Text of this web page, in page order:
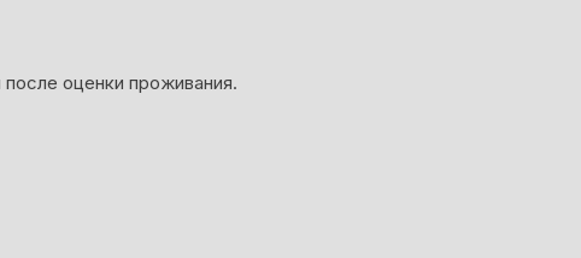
оценки проживания.